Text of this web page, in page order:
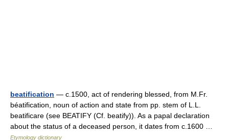
beatification — c.1500, act of rendering blessed, from M.Fr.
béatification, noun of action and state from pp. stem of L.L.
beatificare (see BEATIFY (Cf. beatify)). As a papal declaration
about the status of a deceased person, it dates from c.1600 …
Etymology dictionary